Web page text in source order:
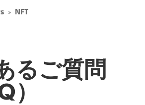
NFT
るご質問
）